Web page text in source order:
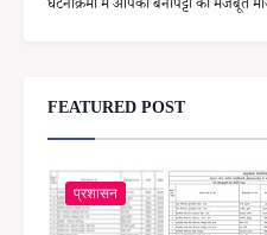
घटनाक्रमों में आपको बेनीपट्टी की मजबूत
FEATURED POST
प्रशासन